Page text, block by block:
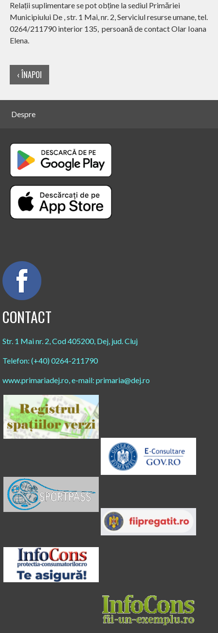
Relații suplimentare se pot obține la sediul Primăriei
Municipiului De , str. 1 Mai, nr. 2, Serviciul resurse umane, tel.
0264/211790 interior 135, persoană de contact Olar Ioana
Elena.
‹ ÎNAPOI
Despre
CONTACT
Str. 1 Mai nr. 2, Cod 405200, Dej, jud. Cluj
Telefon: (+40) 0264-211790
www.primariadej.ro, e-mail: primaria@dej.ro​